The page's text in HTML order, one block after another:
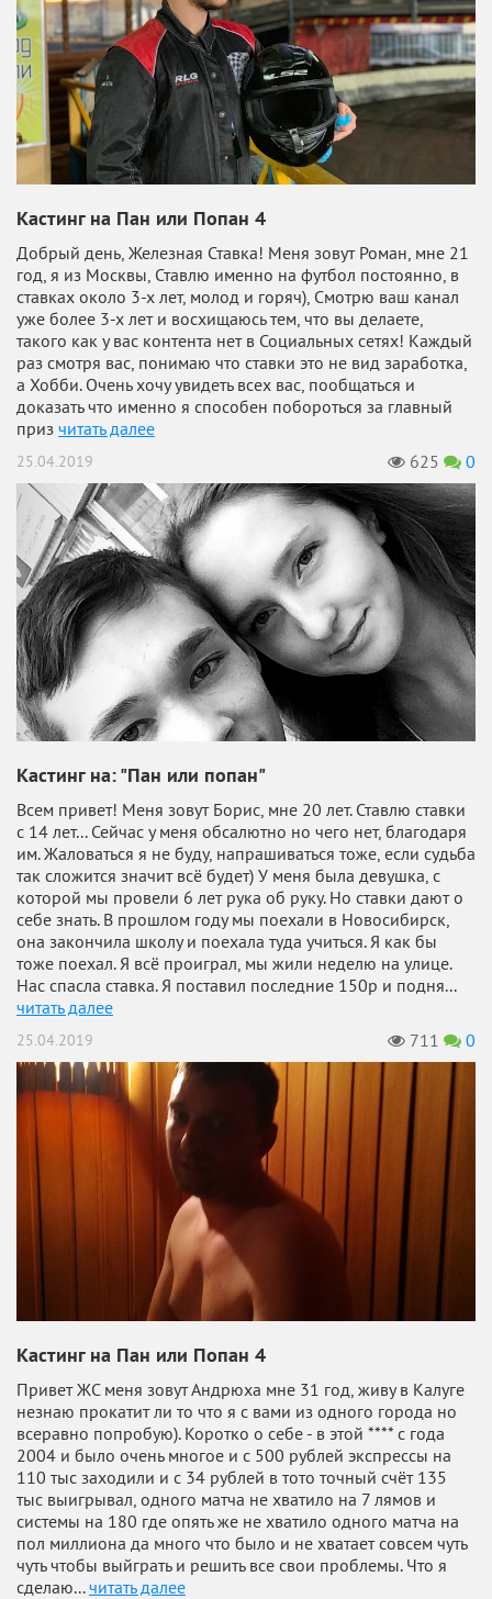
Кастинг на Пан или Попан 4
Добрый день, Железная Ставка! Меня зовут Роман, мне 21
год, я из Москвы, Ставлю именно на футбол постоянно, в
ставках около 3-х лет, молод и горяч), Смотрю ваш канал
уже более 3-х лет и восхищаюсь тем, что вы делаете,
такого как у вас контента нет в Социальных сетях! Каждый
раз смотря вас, понимаю что ставки это не вид заработка,
а Хобби. Очень хочу увидеть всех вас, пообщаться и
доказать что именно я способен побороться за главный
приз читать далее
25.04.2019 625 0
Кастинг на: "Пан или попан"
Всем привет! Меня зовут Борис, мне 20 лет. Ставлю ставки
с 14 лет... Сейчас у меня обсалютно но чего нет, благодаря
им. Жаловаться я не буду, напрашиваться тоже, если судьба
так сложится значит всё будет) У меня была девушка, с
которой мы провели 6 лет рука об руку. Но ставки дают о
себе знать. В прошлом году мы поехали в Новосибирск,
она закончила школу и поехала туда учиться. Я как бы
тоже поехал. Я всё проиграл, мы жили неделю на улице.
Нас спасла ставка. Я поставил последние 150р и подня...
читать далее
25.04.2019 711 0
Кастинг на Пан или Попан 4
Привет ЖС меня зовут Андрюха мне 31 год, живу в Калуге
незнаю прокатит ли то что я с вами из одного города но
всеравно попробую). Коротко о себе - в этой **** с года
2004 и было очень многое и с 500 рублей экспрессы на
110 тыс заходили и с 34 рублей в тото точный счёт 135
тыс выигрывал, одного матча не хватило на 7 лямов и
системы на 180 где опять же не хватило одного матча на
пол миллиона да много что было и не хватает совсем чуть
чуть чтобы выйграть и решить все свои проблемы. Что я
сделаю...читать далее